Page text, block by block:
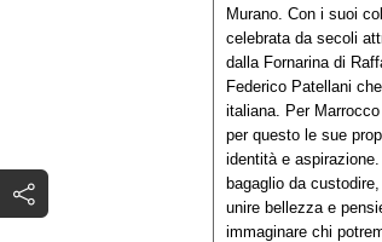
Murano. Con i suoi
celebrata da secoli
dalla Fornarina di
Federico Patellani
italiana. Per
per questo le sue
identità e
bagaglio da
unire bellezza e
immaginare chi